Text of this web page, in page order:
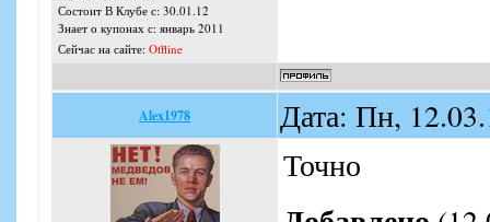
Состоит В Клубе с: 30.01.12
Знает о купонах с: январь 2011
Сейчас на сайте: Offline
Alex1978
Дата: Пн,
Точно